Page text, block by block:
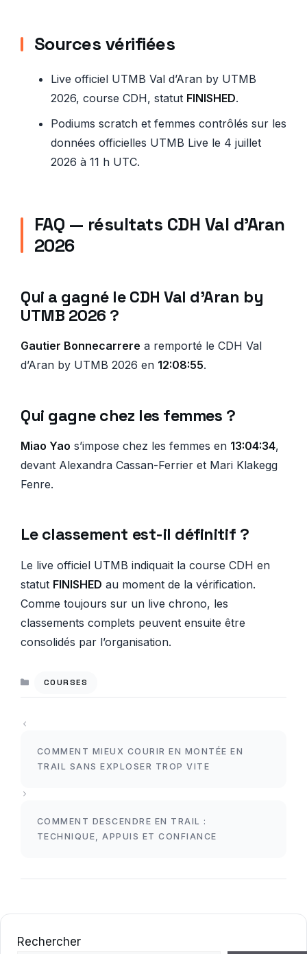
Sources vérifiées
Live officiel UTMB Val d’Aran by UTMB
2026, course CDH, statut FINISHED.
Podiums scratch et femmes contrôlés sur les
données officielles UTMB Live le 4 juillet
2026 à 11 h UTC.
FAQ — résultats CDH Val d’Aran
2026
Qui a gagné le CDH Val d’Aran by
UTMB 2026 ?
Gautier Bonnecarrere a remporté le CDH Val
d’Aran by UTMB 2026 en 12:08:55.
Qui gagne chez les femmes ?
Miao Yao s’impose chez les femmes en 13:04:34,
devant Alexandra Cassan-Ferrier et Mari Klakegg
Fenre.
Le classement est-il définitif ?
Le live officiel UTMB indiquait la course CDH en
statut FINISHED au moment de la vérification.
Comme toujours sur un live chrono, les
classements complets peuvent ensuite être
consolidés par l’organisation.
COURSES
COMMENT MIEUX COURIR EN MONTÉE EN
TRAIL SANS EXPLOSER TROP VITE
COMMENT DESCENDRE EN TRAIL :
TECHNIQUE, APPUIS ET CONFIANCE
Rechercher